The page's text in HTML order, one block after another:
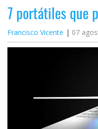
7 portátiles que
Francisco Vicente 07